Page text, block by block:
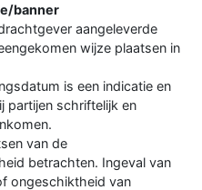
banner
aangeleverde
wijze plaatsen in
is een indicatie en
partijen schriftelijk en
van de
betrachten. Ingeval van
ongeschiktheid van